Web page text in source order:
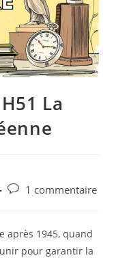
La
1 commentaire
après 1945, quand
pour garantir la